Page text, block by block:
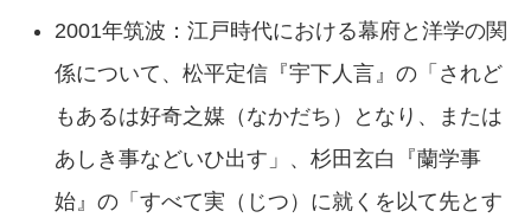
2001年筑波：江戸時代における幕府と洋学の関
係について、松平定信『宇下人言』の「されど
もあるは好奇之媒（なかだち）となり、または
あしき事などいひ出す」、杉田玄白『蘭学事
始』の「すべて実（じつ）に就くを以て先とす